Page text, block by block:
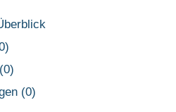
(0)